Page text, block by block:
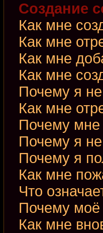
Создание
Как мне
Как мне
Как мне
Как мне
Почему я
Как мне
Почему
Почему я
Почему я
Как мне
Что
Почему моё
Как мне